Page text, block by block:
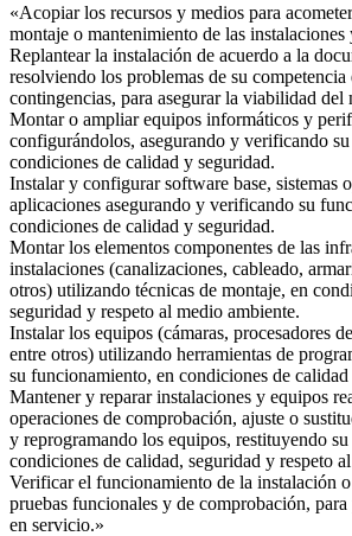
«Acopiar los recursos y medios para
montaje o mantenimiento de las instalaciones
Replantear la instalación de acuerdo a la
resolviendo los problemas de su
contingencias, para asegurar la viabilidad del
Montar o ampliar equipos informáticos y
configurándolos, asegurando y verificando
condiciones de calidad y seguridad.
Instalar y configurar software base, sistemas
aplicaciones asegurando y verificando su
condiciones de calidad y seguridad.
Montar los elementos componentes de las
instalaciones (canalizaciones, cableado,
otros) utilizando técnicas de montaje, en
seguridad y respeto al medio ambiente.
Instalar los equipos (cámaras, procesadores
entre otros) utilizando herramientas de
su funcionamiento, en condiciones de
Mantener y reparar instalaciones y equipos
operaciones de comprobación, ajuste o
y reprogramando los equipos, restituyendo
condiciones de calidad, seguridad y respeto
Verificar el funcionamiento de la instalación
pruebas funcionales y de comprobación, para
en servicio.»